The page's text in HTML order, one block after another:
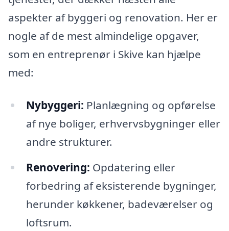
aspekter af byggeri og renovation. Her er
nogle af de mest almindelige opgaver,
som en entreprenør i Skive kan hjælpe
med:
Nybyggeri: Planlægning og opførelse
af nye boliger, erhvervsbygninger eller
andre strukturer.
Renovering: Opdatering eller
forbedring af eksisterende bygninger,
herunder køkkener, badeværelser og
loftsrum.